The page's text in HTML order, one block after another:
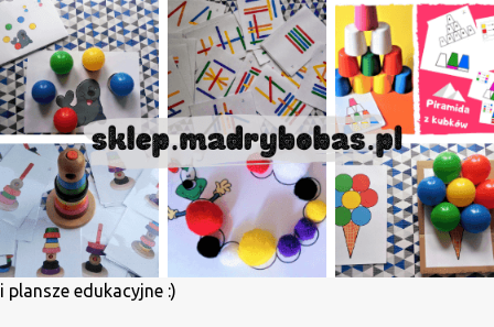
l
i
j
o
m
e
n
r
z
i plansze edukacyjne :)